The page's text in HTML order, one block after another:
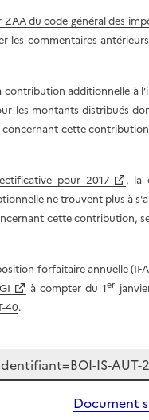
du code général des
les commentaires
contribution additionnelle à
les montants distribués
cette
pour 2017
, la
ne trouvent plus à
cette contribution,
forfaitaire annuelle
à compter du 1er
40.
Document